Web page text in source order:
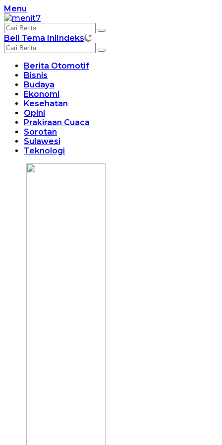
Langsung
ke
konten
Menu
Beli Tema IniIndeks
Berita Otomotif
Bisnis
Budaya
Ekonomi
Kesehatan
Opini
Prakiraan Cuaca
Sorotan
Sulawesi
Teknologi